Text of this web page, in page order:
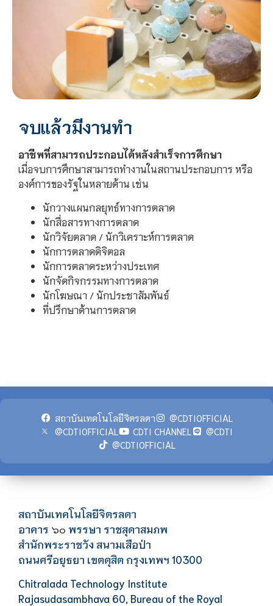
จบแล้วมีงานทำ
อาชีพที่สามารถประกอบได้หลังสำเร็จการศึกษา
เมื่อจบการศึกษาสามารถทำงานในสถานประกอบการ หรือ
องค์การของรัฐในหลายด้าน เช่น
นักวางแผนกลยุทธ์ทางการตลาด
นักสื่อสารทางการตลาด
นักวิจัยตลาด / นักวิเคราะห์การตลาด
นักการตลาดดิจิตอล
นักการตลาดระหว่างประเทศ
นักจัดกิจกรรมทางการตลาด
นักโฆษณา / นักประชาสัมพันธ์
ที่ปรึกษาด้านการตลาด
สถาบันเทคโนโลยีจิตรลดา
@CDTIOFFICIAL
@CDTIOFFICIAL
CDTI CHANNEL
@CDTI
@CDTIOFFICIAL
สถาบันเทคโนโลยีจิตรลดา
อาคาร ๖๐ พรรษา ราชสุดาสมภพ
สำนักพระราชวัง สนามเสือป่า
ถนนศรีอยุธยา เขตดุสิต กรุงเทพฯ 10300
Chitralada Technology Institute
Rajasudasambhava 60, Bureau of the Royal